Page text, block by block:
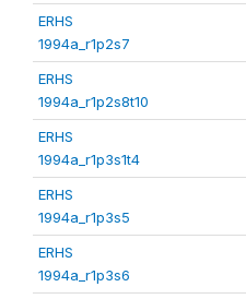
ERHS
1994a_r1p2s7
ERHS
1994a_r1p2s8t10
ERHS
1994a_r1p3s1t4
ERHS
1994a_r1p3s5
ERHS
1994a_r1p3s6